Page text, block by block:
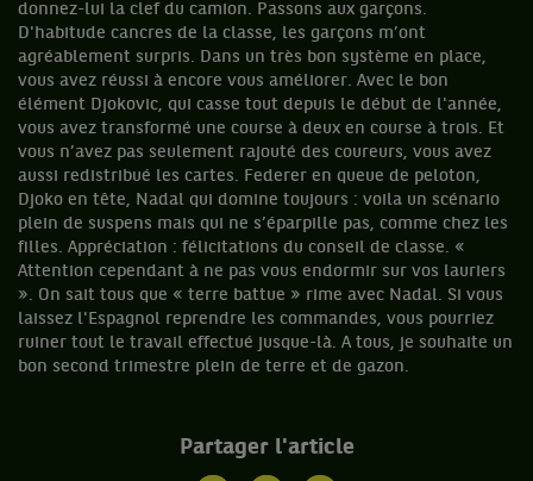
donnez-lui la clef du camion. Passons aux garçons.
D'habitude cancres de la classe, les garçons m’ont
agréablement surpris. Dans un très bon système en place,
vous avez réussi à encore vous améliorer. Avec le bon
élément Djokovic, qui casse tout depuis le début de l'année,
vous avez transformé une course à deux en course à trois. Et
vous n’avez pas seulement rajouté des coureurs, vous avez
aussi redistribué les cartes. Federer en queue de peloton,
Djoko en tête, Nadal qui domine toujours : voila un scénario
plein de suspens mais qui ne s’éparpille pas, comme chez les
filles. Appréciation : félicitations du conseil de classe. «
Attention cependant à ne pas vous endormir sur vos lauriers
». On sait tous que « terre battue » rime avec Nadal. Si vous
laissez l'Espagnol reprendre les commandes, vous pourriez
ruiner tout le travail effectué jusque-là. A tous, je souhaite un
bon second trimestre plein de terre et de gazon.
Partager l'article